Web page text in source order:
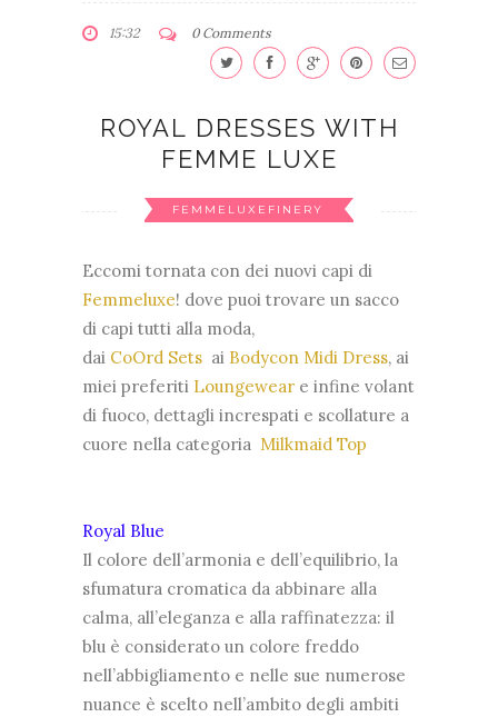
15:32 0 Comments
ROYAL DRESSES WITH
FEMME LUXE
FEMMELUXEFINERY
Eccomi tornata con dei nuovi capi di
Femmeluxe! dove puoi trovare un sacco
di capi tutti alla moda,
dai CoOrd Sets ai Bodycon Midi Dress, ai
miei preferiti Loungewear e infine volant
di fuoco, dettagli increspati e scollature a
cuore nella categoria Milkmaid Top
Royal Blue
Il colore dell’armonia e dell’equilibrio, la
sfumatura cromatica da abbinare alla
calma, all’eleganza e alla raffinatezza: il
blu è considerato un colore freddo
nell’abbigliamento e nelle sue numerose
nuance è scelto nell’ambito degli ambiti